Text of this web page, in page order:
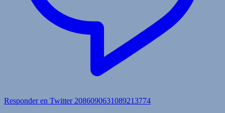
Responder en Twitter 2086090631089213774